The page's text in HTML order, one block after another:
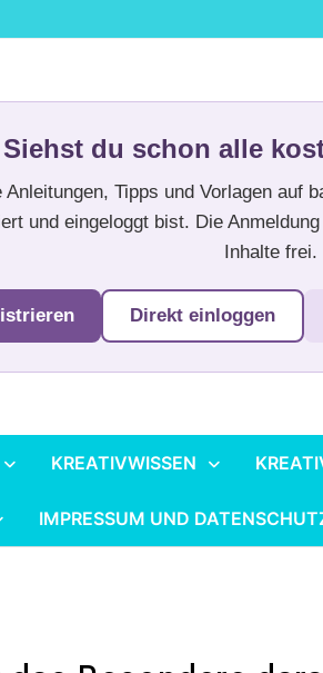
Siehst du schon alle
Tipps und Vorlagen auf
und eingeloggt bist. Die
Inhalte frei.
Direkt einloggen
KREATIVWISSEN
IMPRESSUM UND